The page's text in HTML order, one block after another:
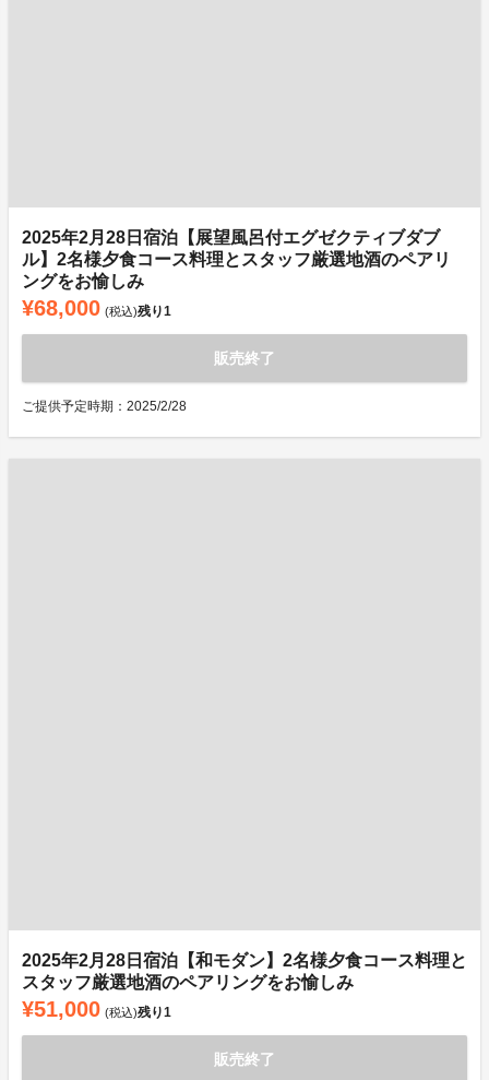
2025年2月28日宿泊【展望風呂付エグゼクティブダブ
ル】2名様夕食コース料理とスタッフ厳選地酒のペアリ
ングをお愉しみ
¥68,000 (税込)残り1
販売終了
ご提供予定時期：2025/2/28
2025年2月28日宿泊【和モダン】2名様夕食コース料理と
スタッフ厳選地酒のペアリングをお愉しみ
¥51,000 (税込)残り1
販売終了